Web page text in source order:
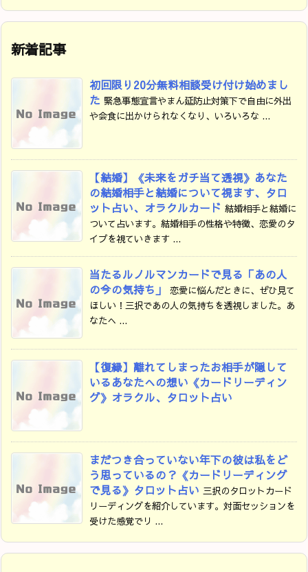
新着記事
初回限り20分無料相談受け付け始めまし
た 緊急事態宣言やまん延防止対策下で自由に外出
や会食に出かけられなくなり、いろいろな ...
【結婚】《未来をガチ当て透視》あなた
の結婚相手と結婚について視ます、タロ
ット占い、オラクルカード 結婚相手と結婚に
ついて占います。結婚相手の性格や特徴、恋愛のタ
イプを視ていきます ...
当たるルノルマンカードで見る「あの人
の今の気持ち」
恋愛に悩んだときに、ぜひ見て
ほしい！三択であの人の気持ちを透視しました。あ
なたへ ...
【復縁】離れてしまったお相手が隠して
いるあなたへの想い《カードリーディン
グ》オラクル、タロット占い
まだつき合っていない年下の彼は私をど
う思っているの？《カードリーディング
で見る》タロット占い 三択のタロットカード
リーディングを紹介しています。対面セッションを
受けた感覚でリ ...